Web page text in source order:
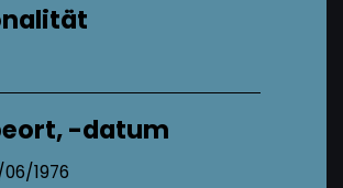
-datum
06/1976